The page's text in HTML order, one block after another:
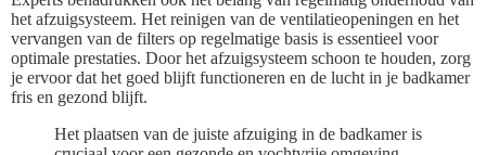
het afzuigsysteem. Het reinigen van de ventilatieopeningen en het
vervangen van de filters op regelmatige basis is essentieel voor
optimale prestaties. Door het afzuigsysteem schoon te houden, zorg
je ervoor dat het goed blijft functioneren en de lucht in je badkamer
fris en gezond blijft.
Het plaatsen van de juiste afzuiging in de badkamer is